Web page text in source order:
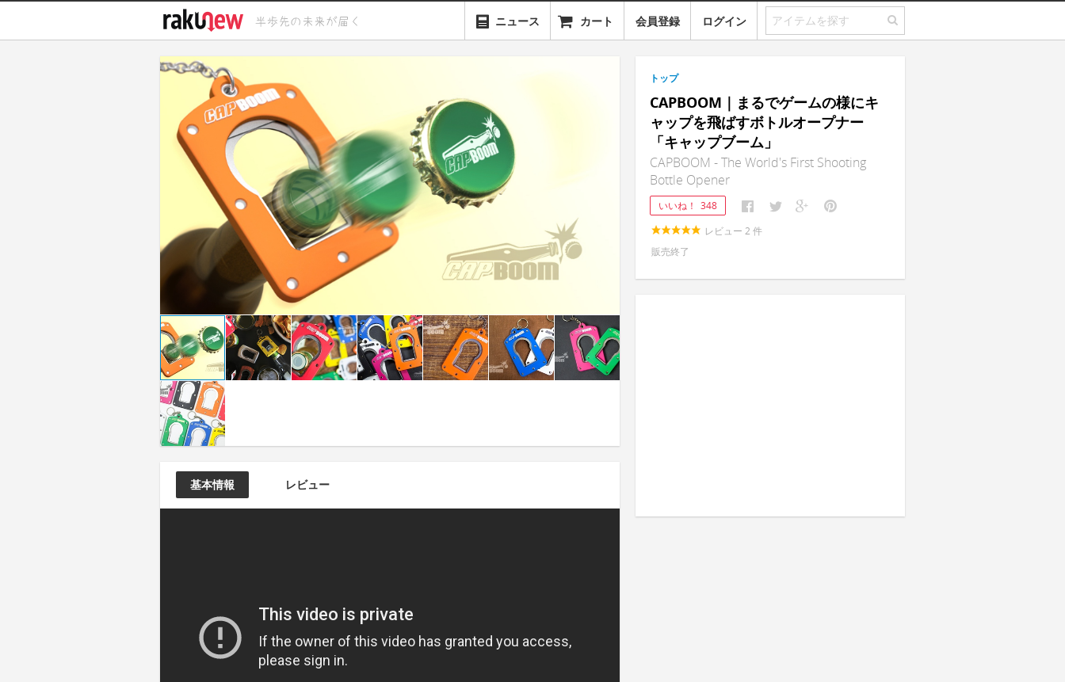
ニュース カート 会員登録 ログイン
基本情報 レビュー
トップ
CAPBOOM｜まるでゲームの様にキ
ャップを飛ばすボトルオープナー
「キャップブーム」
CAPBOOM - The World's First Shooting
Bottle Opener
いいね！ 348
レビュー 2 件
販売終了